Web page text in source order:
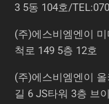
3 5동 104호/
(주)에스비엠엔이
척로 149 5층 12호
(주)에스비엠엔이
길 6 JS타워 3층 브